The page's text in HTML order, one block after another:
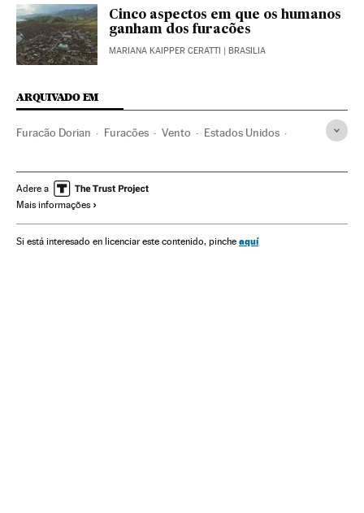
Cinco aspectos em que os humanos
ganham dos furacões
MARIANA KAIPPER CERATTI | BRASILIA
ARQUIVADO EM
Furacão Dorian Furacões Vento Estados Unidos
Meteorologia Acontecimentos
Adere a
Mais informações
Si está interesado en licenciar este contenido, pinche aquí